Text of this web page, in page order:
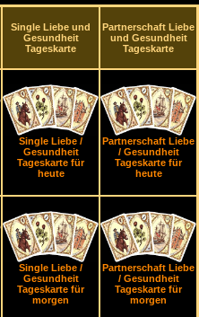
Single Liebe und
Gesundheit
Tageskarte
Partnerschaft Liebe
und Gesundheit
Tageskarte
Single Liebe /
Gesundheit
Tageskarte für
heute
Partnerschaft Liebe
/ Gesundheit
Tageskarte für
heute
Single Liebe /
Gesundheit
Tageskarte für
morgen
Partnerschaft Liebe
/ Gesundheit
Tageskarte für
morgen